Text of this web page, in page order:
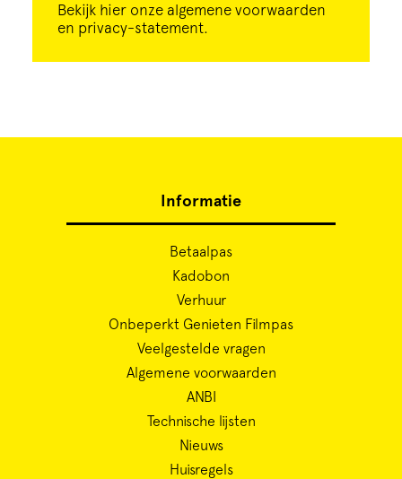
Bekijk hier onze algemene voorwaarden
en privacy-statement.
Informatie
Betaalpas
Kadobon
Verhuur
Onbeperkt Genieten Filmpas
Veelgestelde vragen
Algemene voorwaarden
ANBI
Technische lijsten
Nieuws
Huisregels